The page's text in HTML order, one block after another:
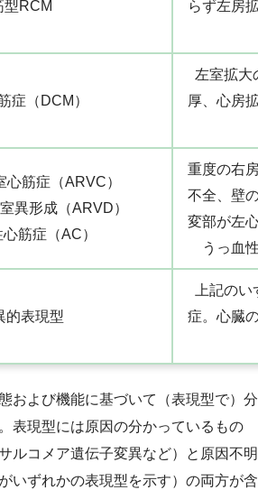
型RCM らず左房
症（DCM）
左室拡大
厚、心房
筋症（ARVC）
異形成（ARVD）
筋症（AC）
重度の右
不全、壁
変部が左
うっ血
的表現型
上記の
症。心臓
および機能に基づいて（表現型で）分
表現型には原因の分かっているもの
ルコメア遺伝子変異など）と原因不明
いずれかの表現型を示す）の両方が含